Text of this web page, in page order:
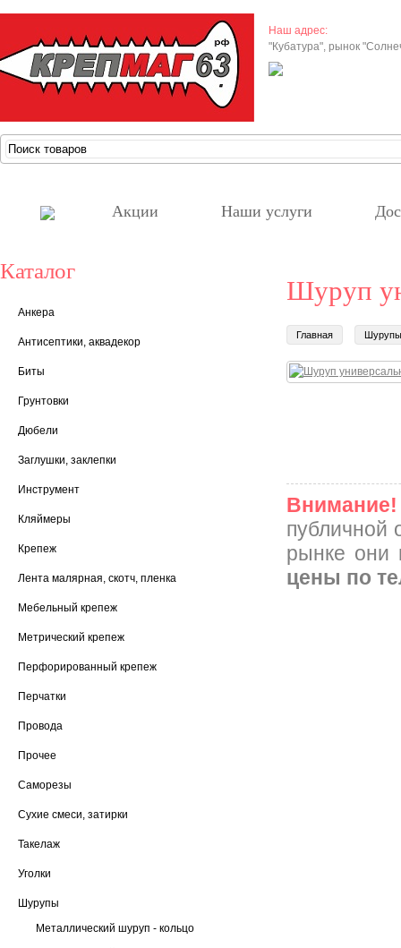
Наш адрес:
"Кубатура", рынок
Акции Наши услуги
Шуруп
Главная Шурупы
Внимание!
публичной
рынке они
цены по
Каталог
Анкера
Антисептики, аквадекор
Биты
Грунтовки
Дюбели
Заглушки, заклепки
Инструмент
Кляймеры
Крепеж
Лента малярная, скотч, пленка
Мебельный крепеж
Метрический крепеж
Перфорированный крепеж
Перчатки
Провода
Прочее
Саморезы
Сухие смеси, затирки
Такелаж
Уголки
Шурупы
Металлический шуруп - кольцо